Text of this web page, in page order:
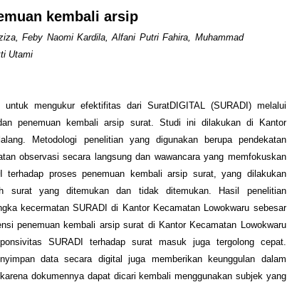
kembali arsip
Feby Naomi Kardila, Alfani Putri Fahira, Muhammad
Utami
untuk mengukur efektifitas dari SuratDIGITAL (SURADI) melalui
penemuan kembali arsip surat. Studi ini dilakukan di Kantor
Metodologi penelitian yang digunakan berupa pendekatan
observasi secara langsung dan wawancara yang memfokuskan
terhadap proses penemuan kembali arsip surat, yang dilakukan
surat yang ditemukan dan tidak ditemukan. Hasil penelitian
kecermatan SURADI di Kantor Kecamatan Lowokwaru sebesar
penemuan kembali arsip surat di Kantor Kecamatan Lowokwaru
SURADI terhadap surat masuk juga tergolong cepat.
data secara digital juga memberikan keunggulan dalam
dokumennya dapat dicari kembali menggunakan subjek yang